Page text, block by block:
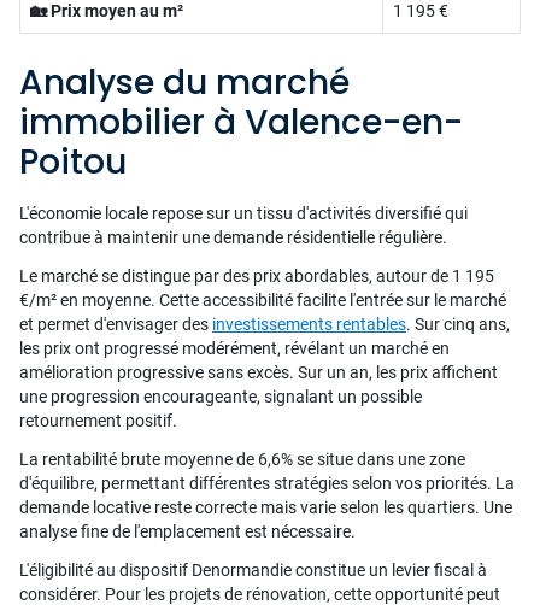
🏡 Prix moyen au m² 1 195 €
Analyse du marché
immobilier à Valence-en-
Poitou
L'économie locale repose sur un tissu d'activités diversifié qui
contribue à maintenir une demande résidentielle régulière.
Le marché se distingue par des prix abordables, autour de 1 195
€/m² en moyenne. Cette accessibilité facilite l'entrée sur le marché
et permet d'envisager des investissements rentables. Sur cinq ans,
les prix ont progressé modérément, révélant un marché en
amélioration progressive sans excès. Sur un an, les prix affichent
une progression encourageante, signalant un possible
retournement positif.
La rentabilité brute moyenne de 6,6% se situe dans une zone
d'équilibre, permettant différentes stratégies selon vos priorités. La
demande locative reste correcte mais varie selon les quartiers. Une
analyse fine de l'emplacement est nécessaire.
L'éligibilité au dispositif Denormandie constitue un levier fiscal à
considérer. Pour les projets de rénovation, cette opportunité peut